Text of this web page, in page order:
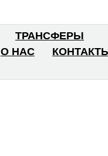
ТРАНСФЕРЫ
О НАС